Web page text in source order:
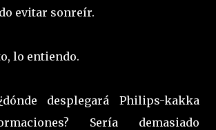
evitar sonreír.
lo entiendo.
desplegará Philips-kakka
Sería demasiado